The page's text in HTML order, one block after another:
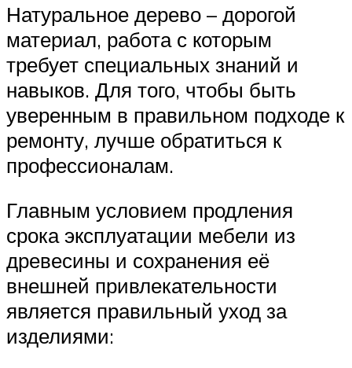
Натуральное дерево – дорогой
материал, работа с которым
требует специальных знаний и
навыков. Для того, чтобы быть
уверенным в правильном подходе к
ремонту, лучше обратиться к
профессионалам.
Главным условием продления
срока эксплуатации мебели из
древесины и сохранения её
внешней привлекательности
является правильный уход за
изделиями: